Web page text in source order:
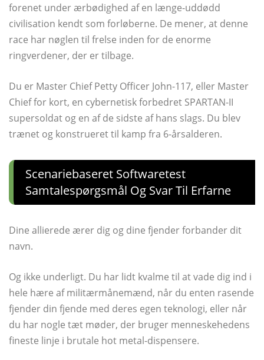
forenet under ærbødighed af en længe-uddødd
civilisation kendt som forløberne. De mener, at denne
race har nøglen til frelse inden for de enorme
ringverdener, der er tilbage.
Du er Master Chief Petty Officer John-117, eller Master
Chief for kort, en cybernetisk forbedret SPARTAN-II
supersoldat og en af ​​de sidste af hans slags. Du blev
trænet og konstrueret til kamp fra 6-årsalderen.
Scenariebaseret Softwaretest
Samtalespørgsmål Og Svar Til Erfarne
Dine allierede ærer dig og dine fjender forbander dit
navn.
Og ikke underligt. Du har lidt kvalme til at vade dig ind i
hele hære af militærmånemænd, når du enten rasende
fjender din fjende med deres egen teknologi, eller når
du har nogle tæt møder, der bruger menneskehedens
fineste linje i brutale hot metal-dispensere.